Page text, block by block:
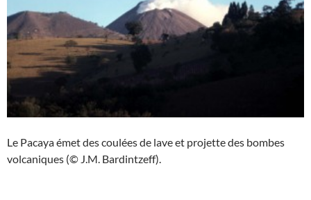
Le Pacaya émet des coulées de lave et projette des bombes
volcaniques (© J.M. Bardintzeff).